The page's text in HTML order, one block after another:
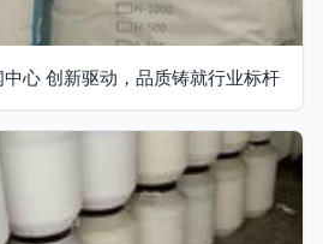
心 创新驱动，品质铸就行业标杆